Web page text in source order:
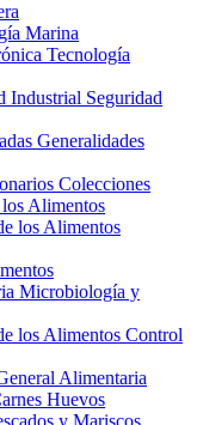
Marina
Tecnología
Industrial Seguridad
Generalidades
Colecciones
Alimentos
los Alimentos
Microbiología y
los Alimentos Control
Alimentaria
Huevos
y Mariscos